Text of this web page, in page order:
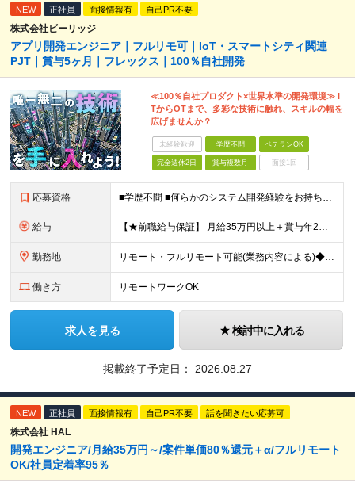
NEW 正社員 面接情報有 自己PR不要
株式会社ビーリッジ
アプリ開発エンジニア｜フルリモ可｜IoT・スマートシティ関連
PJT｜賞与5ヶ月｜フレックス｜100％自社開発
≪100％自社プロダクト×世界水準の開発環境≫ I
TからOTまで、多彩な技術に触れ、スキルの幅を
広げませんか？
未経験歓迎 学歴不問 ベテランOK
完全週休2日 賞与複数月 面接1回
応募資格 ■学歴不問 ■何らかのシステム開発経験をお持ちの方（業界経験不問） ■業界知識は不問です 入社後にはニッチな業界知識が必要になりますが、 入社時点の知識量は不問です！ 「エンジニアとして自分にしか
給与 【★前職給与保証】 月給35万円以上＋賞与年2回（※5ヶ月分支給実績あり） ※上記は最低保証額です。 ご経験やスキルに応じて当社規定内で決定します ※試用期間3ヶ月間あり・労働条件は本採用と変わり
勤務地 リモート・フルリモート可能(業務内容による)◆100％自社内開発 所在地：神奈川県横浜市港北区新横浜3-8-11 メットライフ新横浜ビル10F (変更の範囲)上記を除く当社関連勤務地 ※機器の導入
働き方 リモートワークOK
求人を見る 検討中に入れる
掲載終了予定日： 2026.08.27
NEW 正社員 面接情報有 自己PR不要 話を聞きたい応募可
株式会社 HAL
開発エンジニア/月給35万円～/案件単価80％還元＋α/フルリモート
OK/社員定着率95％